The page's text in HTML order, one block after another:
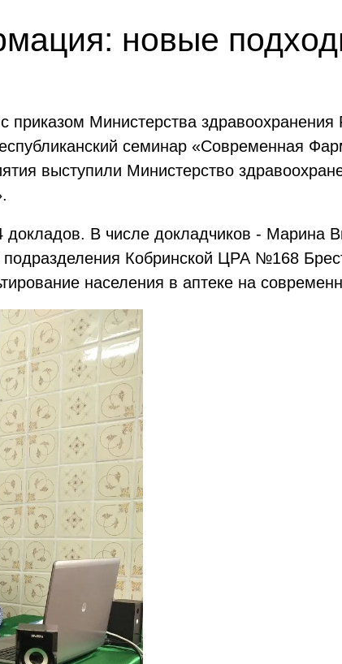
новые
приказом Министерства
семинар «Современная
выступили Министерство
В числе докладчиков - Марина
подразделения Кобринской ЦРА №168
населения в аптеке на